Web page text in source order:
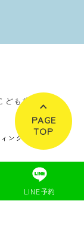
LINE予約
PAGE
TOP
も歯科
ング